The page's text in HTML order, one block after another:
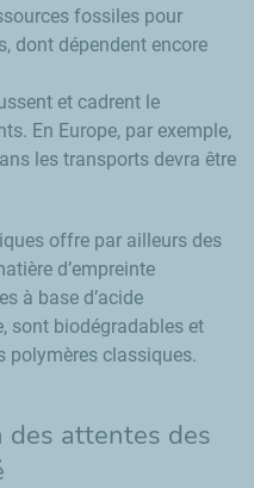
fossiles pour
dont dépendent encore
et cadrent le
En Europe, par exemple,
les transports devra être
offre par ailleurs des
d’empreinte
à base d’acide
sont biodégradables et
polymères classiques.
des attentes des